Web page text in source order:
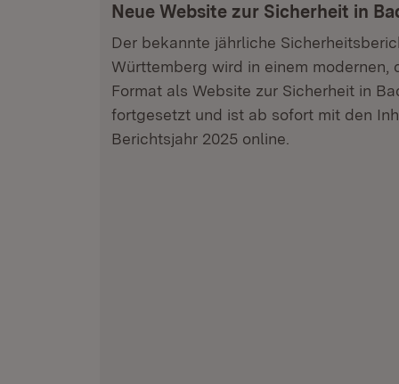
Neue Website zur Sicherheit in
Der bekannte jährliche
Württemberg wird in einem modernen,
Format als Website zur Sicherheit in
fortgesetzt und ist ab sofort mit den
Berichtsjahr 2025 online.